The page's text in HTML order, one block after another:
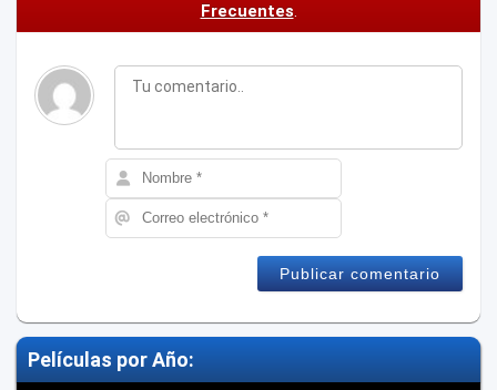
Frecuentes.
Películas por Año: